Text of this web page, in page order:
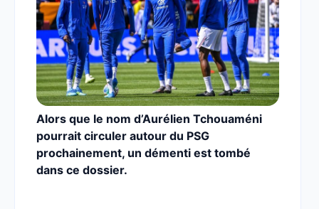
Alors que le nom d’Aurélien Tchouaméni
pourrait circuler autour du PSG
prochainement, un démenti est tombé
dans ce dossier.